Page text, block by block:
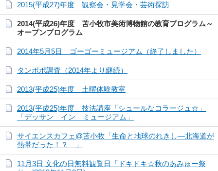
2015(平成27)年度 観察会・見学会・芸術探訪
2014(平成26)年度 苫小牧市美術博物館の教育プログラム～
オープンプログラム
2014年5月5日 ゴーゴーミュージアム（終了しました）
タンポポ調査（2014年より継続）
2013(平成25)年度 土曜体験教室
2013(平成25)年度 技法講座「シュールなコラージュ☆」
「デッサン イン ミュージアム」
サイエンスカフェ@苫小牧「生命と地球のれきし―北海道が
熱帯だった！？―」
11月3日 文化の日無料観覧日「ドキドキ☆秋のあみゅー祭